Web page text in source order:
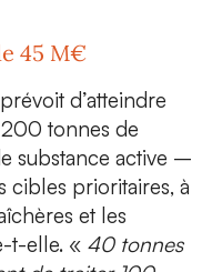
45 M€
d’atteindre
tonnes de
substance active –
cibles prioritaires, à
et les
t-elle. « 40 tonnes